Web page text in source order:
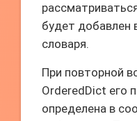
будет добавлен
словаря.
При повторной
OrderedDict его
определена в